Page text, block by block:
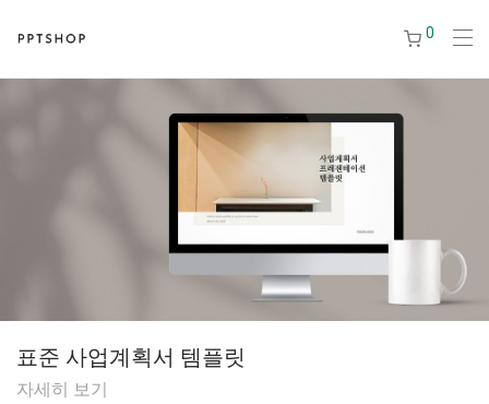
0
표준 사업계획서 템플릿
자세히 보기